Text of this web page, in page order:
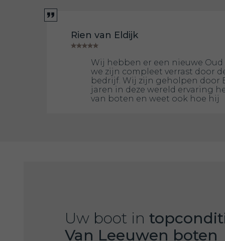
Rien van Eldijk
Wij hebben er een nieuwe
we zijn compleet verrast door
bedrijf. Wij zijn geholpen door
jaren in deze wereld ervaring
van boten en weet ook hoe hij
Uw boot in
Van Leeuwen boten